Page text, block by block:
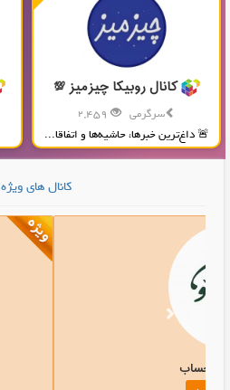
کانال روبیکا چیزمیز 💯
سرگرمی
🚨 داغ‌ترین خبرها، حاشیه‌ها و اتفاقا...
کانال های ویژه
کانال ایتا حرف حساب